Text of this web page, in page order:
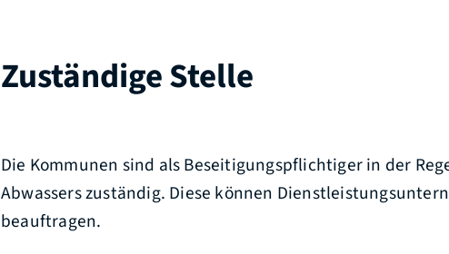
Zuständige Stelle
Die Kommunen sind als Beseitigungspflichtiger in der
Abwassers zuständig. Diese können
beauftragen.